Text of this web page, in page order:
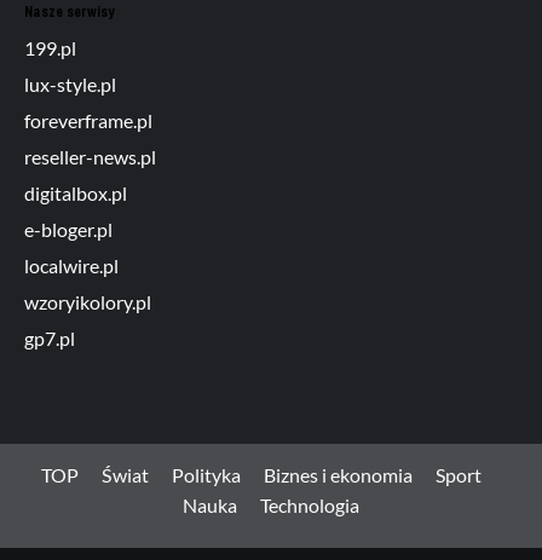
Nasze serwisy
199.pl
lux-style.pl
foreverframe.pl
reseller-news.pl
digitalbox.pl
e-bloger.pl
localwire.pl
wzoryikolory.pl
gp7.pl
TOP Świat Polityka Biznes i ekonomia
Sport
Nauka
Technologia